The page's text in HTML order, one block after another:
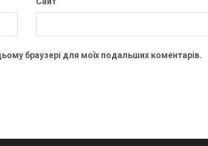
браузері для моїх подальших коментарів.